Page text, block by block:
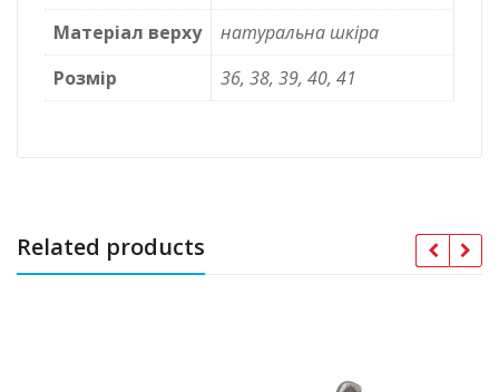
Матеріал верху
натуральна шкіра
Розмір
36, 38, 39, 40, 41
Related products